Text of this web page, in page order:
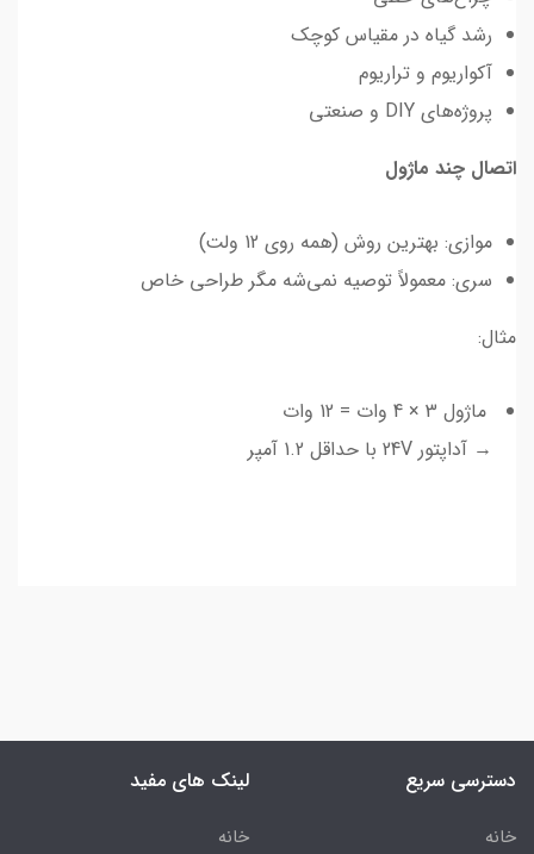
رشد گیاه در مقیاس کوچک
آکواریوم و تراریوم
پروژه‌های DIY و صنعتی
اتصال چند ماژول
موازی: بهترین روش (همه روی 12 ولت)
سری: معمولاً توصیه نمی‌شه مگر طراحی خاص
مثال:
ماژول 3 × 4 وات = 12 وات
→ آداپتور 24V با حداقل 1.2 آمپر
دسترسی سریع
خانه
لینک های مفید
خانه